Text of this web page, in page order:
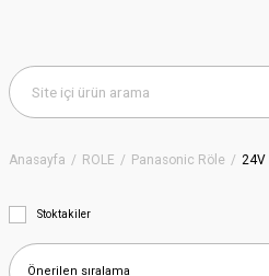
Anasayfa RÖLE Panasonic Röle 24V
Stoktakiler